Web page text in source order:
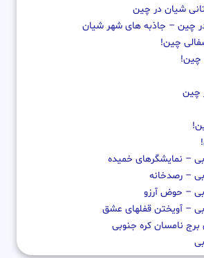
شیان در چین
چین – جاذبه های شهر شیان
چین!
چین!
چین
– نمایشگرهای خمیده
– رصدخانه
– حوض آرزو
– آویختن قفلهای عشق
نامسان کره جنوبی